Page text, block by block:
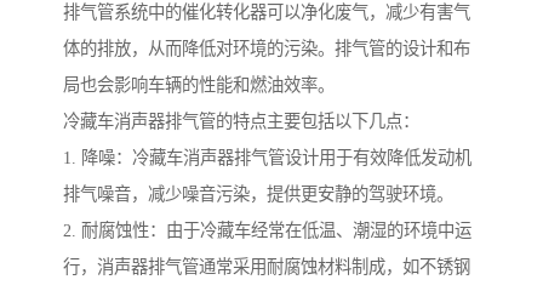
排气管系统中的催化转化器可以净化废气，减少有害气
体的排放，从而降低对环境的污染。排气管的设计和布
局也会影响车辆的性能和燃油效率。
冷藏车消声器排气管的特点主要包括以下几点：
1. 降噪：冷藏车消声器排气管设计用于有效降低发动机
排气噪音，减少噪音污染，提供更安静的驾驶环境。
2. 耐腐蚀性：由于冷藏车经常在低温、潮湿的环境中运
行，消声器排气管通常采用耐腐蚀材料制成，如不锈钢